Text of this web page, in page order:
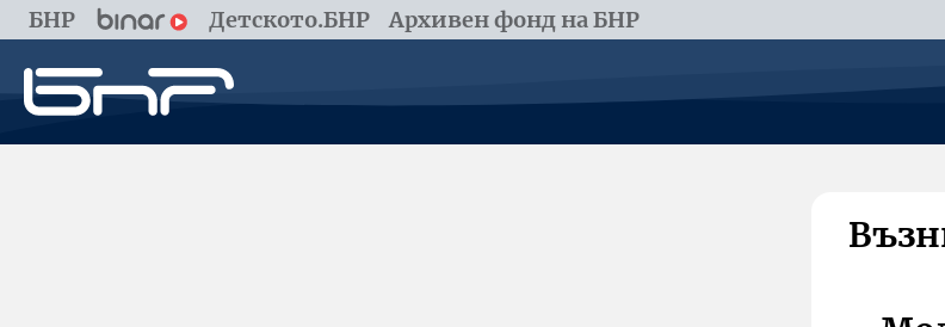
БНР Детското.БНР Архивен фонд на БНР